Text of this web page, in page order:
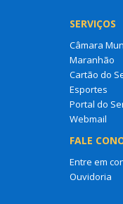
SERVIÇOS
Câmara
Maranhão
Cartão do
Esportes
Portal do
Webmail
FALE
Entre em
Ouvidoria